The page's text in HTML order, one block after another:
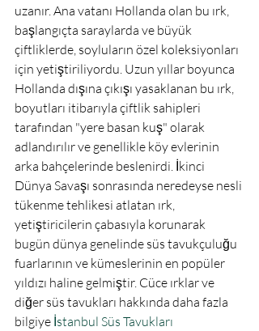
uzanır. Ana vatanı Hollanda olan bu ırk,
başlangıçta saraylarda ve büyük
çiftliklerde, soyluların özel koleksiyonları
için yetiştiriliyordu. Uzun yıllar boyunca
Hollanda dışına çıkışı yasaklanan bu ırk,
boyutları itibarıyla çiftlik sahipleri
tarafından "yere basan kuş" olarak
adlandırılır ve genellikle köy evlerinin
arka bahçelerinde beslenirdi. İkinci
Dünya Savaşı sonrasında neredeyse nesli
tükenme tehlikesi atlatan ırk,
yetiştiricilerin çabasıyla korunarak
bugün dünya genelinde süs tavukçuluğu
fuarlarının ve kümeslerinin en popüler
yıldızı haline gelmiştir. Cüce ırklar ve
diğer süs tavukları hakkında daha fazla
bilgiye İstanbul Süs Tavukları